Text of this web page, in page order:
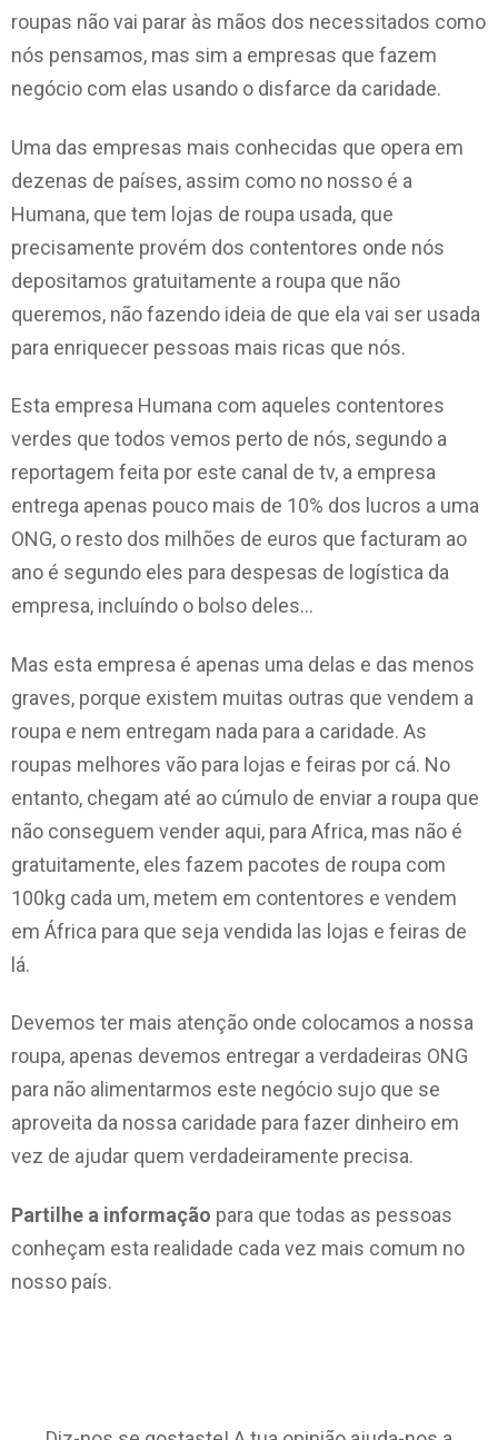
roupas não vai parar às mãos dos necessitados como
nós pensamos, mas sim a empresas que fazem
negócio com elas usando o disfarce da caridade.
Uma das empresas mais conhecidas que opera em
dezenas de países, assim como no nosso é a
Humana, que tem lojas de roupa usada, que
precisamente provém dos contentores onde nós
depositamos gratuitamente a roupa que não
queremos, não fazendo ideia de que ela vai ser usada
para enriquecer pessoas mais ricas que nós.
Esta empresa Humana com aqueles contentores
verdes que todos vemos perto de nós, segundo a
reportagem feita por este canal de tv, a empresa
entrega apenas pouco mais de 10% dos lucros a uma
ONG, o resto dos milhões de euros que facturam ao
ano é segundo eles para despesas de logística da
empresa, incluíndo o bolso deles…
Mas esta empresa é apenas uma delas e das menos
graves, porque existem muitas outras que vendem a
roupa e nem entregam nada para a caridade. As
roupas melhores vão para lojas e feiras por cá. No
entanto, chegam até ao cúmulo de enviar a roupa que
não conseguem vender aqui, para Africa, mas não é
gratuitamente, eles fazem pacotes de roupa com
100kg cada um, metem em contentores e vendem
em África para que seja vendida las lojas e feiras de
lá.
Devemos ter mais atenção onde colocamos a nossa
roupa, apenas devemos entregar a verdadeiras ONG
para não alimentarmos este negócio sujo que se
aproveita da nossa caridade para fazer dinheiro em
vez de ajudar quem verdadeiramente precisa.
Partilhe a informação para que todas as pessoas
conheçam esta realidade cada vez mais comum no
nosso país.